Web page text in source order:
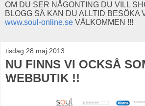
OM DU SER NÅGONTING DU VILL
BLOGG SÅ KAN DU ALLTID BESÖKA
www.soul-online.se VÄLKOMMEN !!!
tisdag 28 maj 2013
NU FINNS VI OCKSÅ
WEBBUTIK !!